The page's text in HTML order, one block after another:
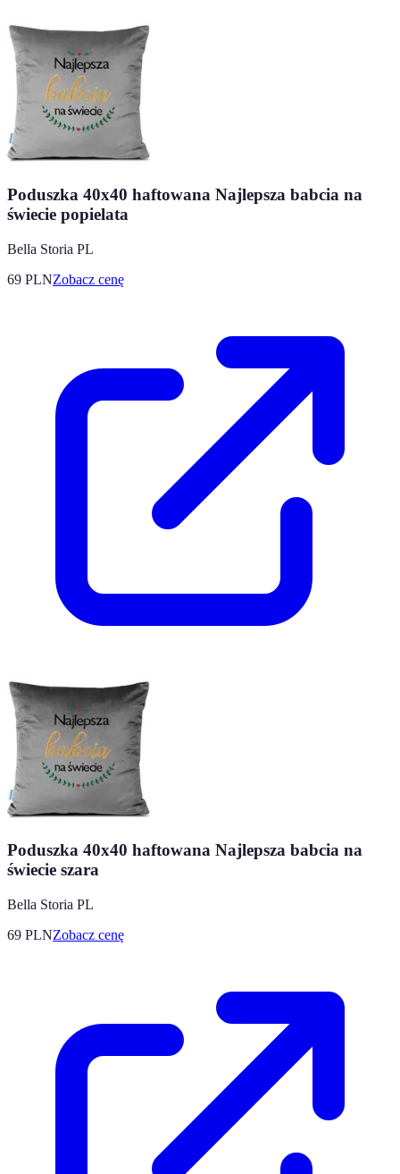
Poduszka 40x40 haftowana Najlepsza babcia na
świecie popielata
Bella Storia PL
69 PLNZobacz cenę
Poduszka 40x40 haftowana Najlepsza babcia na
świecie szara
Bella Storia PL
69 PLNZobacz cenę